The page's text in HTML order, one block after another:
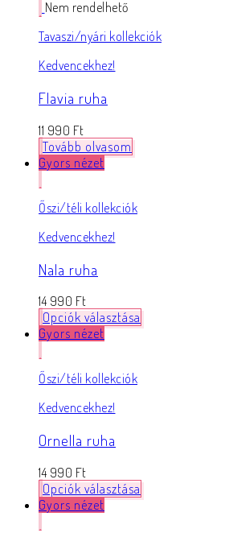
Nem rendelhető
Tavaszi/nyári kollekciók
Kedvencekhez!
Flavia ruha
11 990 Ft
Tovább olvasom
Gyors nézet
Őszi/téli kollekciók
Kedvencekhez!
Nala ruha
14 990 Ft
Opciók választása
Gyors nézet
Őszi/téli kollekciók
Kedvencekhez!
Ornella ruha
14 990 Ft
Opciók választása
Gyors nézet